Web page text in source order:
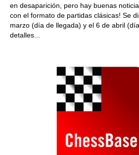
en desaparición, pero hay buenas
con el formato de partidas clásicas! Se
marzo (día de llegada) y el 6 de abril
detalles...